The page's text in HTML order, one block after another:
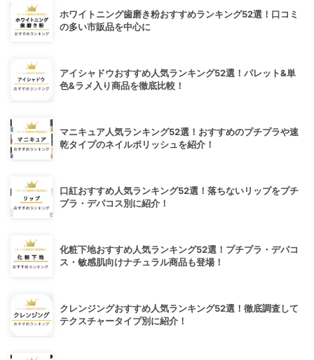
ホワイトニング歯磨き粉おすすめランキング52選！口コミ
の多い市販品を中心に
アイシャドウおすすめ人気ランキング52選！パレット&単
色&ラメ入り商品を徹底比較！
マニキュア人気ランキング52選！おすすめのプチプラや速
乾タイプのネイルポリッシュを紹介！
口紅おすすめ人気ランキング52選！落ちないリップをプチ
プラ・デパコス別に紹介！
化粧下地おすすめ人気ランキング52選！プチプラ・デパコ
ス・敏感肌向けナチュラル商品も登場！
クレンジングおすすめ人気ランキング52選！徹底調査して
テクスチャータイプ別に紹介！